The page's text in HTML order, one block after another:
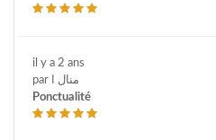
il y a 2 ans
par منال ا
Ponctualité